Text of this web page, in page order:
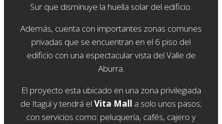
Sur que disminuye la huella solar del edificio.
Además, cuenta con importantes zonas comunes
privadas que se encuentran en el 6 piso del
edificio con una espectacular vista del Valle de
Aburra.
El proyecto esta ubicado en una zona privilegiada
de Itagüí y tendrá el Vita Mall a solo unos pasos;
con servicios como: peluquería, cafés, cajero y